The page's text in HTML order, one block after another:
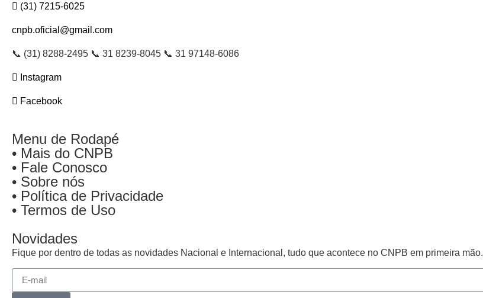
(31) 7215-6025
cnpb.oficial@gmail.com
📞 (31) 8288-2495 📞 31 8239-8045 📞 31 97148-6086
Instagram
Facebook
Menu de Rodapé
• Mais do CNPB
• Fale Conosco
• Sobre nós
• Política de Privacidade
• Termos de Uso
Novidades
Fique por dentro de todas as novidades Nacional e Internacional, tudo que acontece no CNPB em primeira mão.